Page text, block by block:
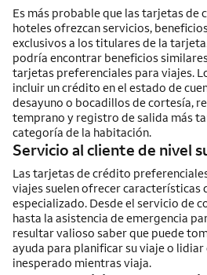
Es más probable que las tarjetas
hoteles ofrezcan servicios,
exclusivos a los titulares de la
podría encontrar beneficios
tarjetas preferenciales para viajes.
incluir un crédito en el estado de
desayuno o bocadillos de cortesía,
temprano y registro de salida más
categoría de la habitación.
Servicio al cliente de nivel
Las tarjetas de crédito
viajes suelen ofrecer características
especializado. Desde el servicio de
hasta la asistencia de emergencia
resultar valioso saber que puede
ayuda para planificar su viaje o lidiar
inesperado mientras viaja.